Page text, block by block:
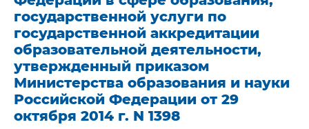
государственной услуги по
государственной аккредитации
образовательной деятельности,
утвержденный приказом
Министерства образования и науки
Российской Федерации от 29
октября 2014 г. N 1398